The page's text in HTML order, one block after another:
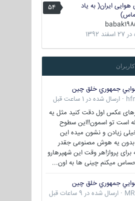
54
هوایی ایران( به یاد
در 27 اسفند 1392
جمهوري خلق چين
· ارسال شده در 1 ساعت قبل
عکس اول دقت کنید مثل یه
است تو اسمون!!این سطوح
زیادن و نشون میده این
بدون یه هوش مصنوعی جقدر
برای پرواز!هر وقت این شهپرهارو
میکنم چینی ها به اون...
جمهوري خلق چين
· ارسال شده در 9 ساعات قبل